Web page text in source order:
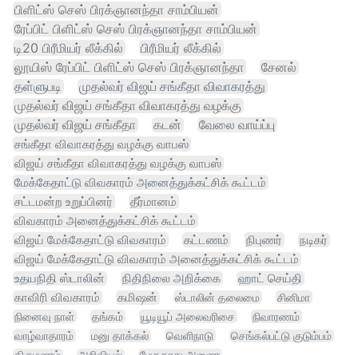
பிளிட்ஸ் செஸ் பிரக்ஞானந்தா சாம்பியன்
ரேப்பிட் பிளிட்ஸ் செஸ் பிரக்ஞானந்தா சாம்பியன்
டி20 பிரீமியர் லீக்கில்
பிரீமியர் லீக்கில்
லூயிஸ் ரேப்பிட் பிளிட்ஸ் செஸ் பிரக்ஞானந்தா
சேனல்
தள்ளுபடி
முதல்வர் விஜய் சங்கீதா விவாகரத்து
முதல்வர் விஜய் சங்கீதா விவாகரத்து வழக்கு
முதல்வர் விஜய் சங்கீதா
கடன்
வேலை வாய்ப்பு
சங்கீதா விவாகரத்து வழக்கு வாபஸ்
விஜய் சங்கீதா விவாகரத்து வழக்கு வாபஸ்
மேக்கேதாட்டு விவகாரம் அனைத்துக்கட்சிக் கூட்டம்
சட்டமன்ற உறுப்பினர்
தீர்மானம்
விவகாரம் அனைத்துக்கட்சிக் கூட்டம்
விஜய் மேக்கேதாட்டு விவகாரம்
கட்டணம் நிபுணர்
நடிகர்
விஜய் மேக்கேதாட்டு விவகாரம் அனைத்துக்கட்சிக் கூட்டம்
உதயநிதி ஸ்டாலின்
நிதிநிலை அறிக்கை
ஹாட் செய்தி
காவிரி விவகாரம்
கமிஷன் ஸ்டாலின் தலைமை
சினிமா
நினைவு நாள்
தங்கம் யூடியூப் அலைவரிசை
நிவாரணம்
வாழ்வாதாரம்
மனு தாக்கல் வெளிநாடு
செங்கல்பட்டு குடும்பம்